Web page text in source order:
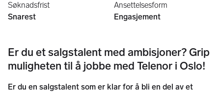
Søknadsfrist
Snarest
Ansettelsesform
Engasjement
Er du et salgstalent med ambisjoner? Grip
muligheten til å jobbe med Telenor i Oslo!
Er du en salgstalent som er klar for å bli en del av et